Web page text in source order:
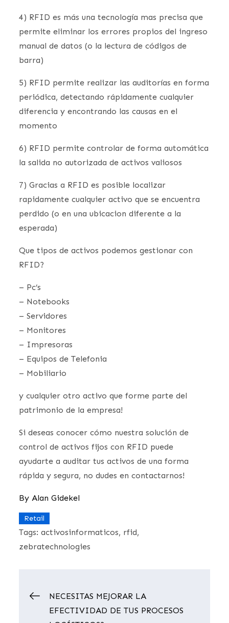
4) RFID es más una tecnología mas precisa que
permite eliminar los errores propios del ingreso
manual de datos (o la lectura de códigos de
barra)
5) RFID permite realizar las auditorías en forma
periódica, detectando rápidamente cualquier
diferencia y encontrando las causas en el
momento
6) RFID permite controlar de forma automática
la salida no autorizada de activos valiosos
7) Gracias a RFID es posible localizar
rapidamente cualquier activo que se encuentra
perdido (o en una ubicacion diferente a la
esperada)
Que tipos de activos podemos gestionar con
RFID?
– Pc’s
– Notebooks
– Servidores
– Monitores
– Impresoras
– Equipos de Telefonia
– Mobiliario
y cualquier otro activo que forme parte del
patrimonio de la empresa!
Si deseas conocer cómo nuestra solución de
control de activos fijos con RFID puede
ayudarte a auditar tus activos de una forma
rápida y segura, no dudes en contactarnos!
ByAlan Gidekel
Retail
Tags:activosinformaticos rfid
zebratechnologies
Navegación
NECESITAS MEJORAR LA
EFECTIVIDAD DE TUS PROCESOS